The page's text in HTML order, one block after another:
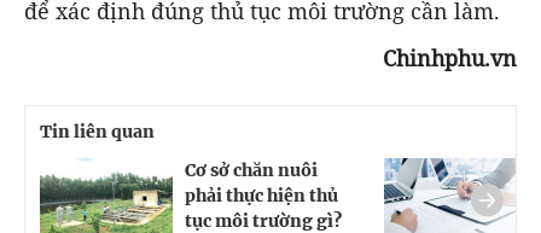
để xác định đúng thủ tục môi trường cần làm.
Chinhphu.vn
Tin liên quan
Cơ sở chăn nuôi
phải thực hiện thủ
tục môi trường gì?